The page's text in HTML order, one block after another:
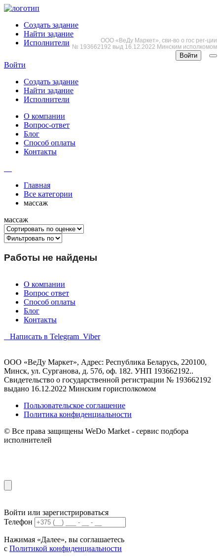
Создать задание
Найти задание
Исполнители
ООО «ВеДу Маркет», сви-во о гос рег-ции
№ 193662192 выд 16.12.2022 Минским исполкомом
Войти
Войти
Создать задание
Найти задание
Исполнители
О компании
Вопрос-ответ
Блог
Способ оплаты
Контакты
Главная
Все категории
массаж
массаж
Работы не найдены
О компании
Вопрос ответ
Способ оплаты
Блог
Контакты
Написать в Telegram Viber
ООО «ВеДу Маркет», Адрес: Республика Беларусь, 220100,
Минск, ул. Сурганова, д. 57б, оф. 182. УНП 193662192..
Свидетельство о государственной регистрации № 193662192
выдано 16.12.2022 Минским горисполкомом
Пользовательское соглашение
Политика конфиденциальности
© Все права защищены WeDo Market - сервис подбора
исполнителей
Войти или зарегистрироваться
Телефон
Нажимая «Далее», вы соглашаетесь
с Политикой конфиденциальности